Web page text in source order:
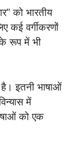
को भारतीय
कई वर्गीकरणों
के रूप में भी
है। इतनी भाषाओं
में
को एक